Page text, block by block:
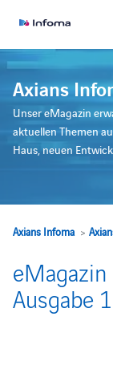
Axians
Unser eMagazin
aktuellen Themen
Haus, neuen
Axians Infoma>
Ausgabe 1